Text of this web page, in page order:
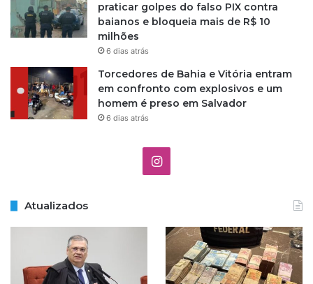
praticar golpes do falso PIX contra
baianos e bloqueia mais de R$ 10
milhões
6 dias atrás
Torcedores de Bahia e Vitória entram
em confronto com explosivos e um
homem é preso em Salvador
6 dias atrás
I
t
a
Atualizados